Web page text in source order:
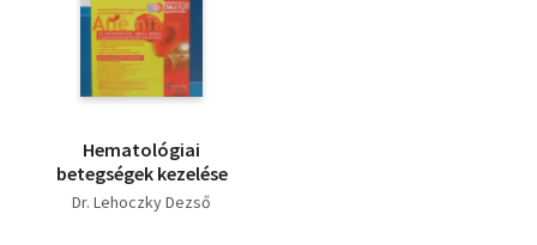
Hematológiai
betegségek kezelése
Dr. Lehoczky Dezső